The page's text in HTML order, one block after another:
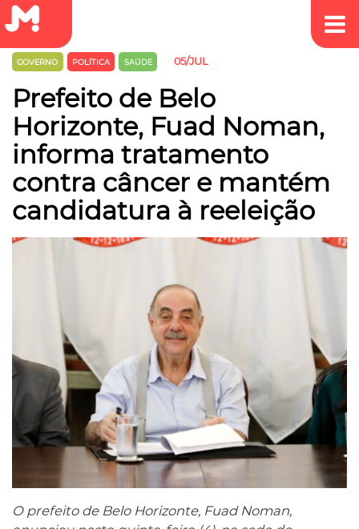
GOVERNO POLÍTICA SAÚDE 05/JUL
Prefeito de Belo
Horizonte, Fuad Noman,
informa tratamento
contra câncer e mantém
candidatura à reeleição
O prefeito de Belo Horizonte, Fuad Noman,